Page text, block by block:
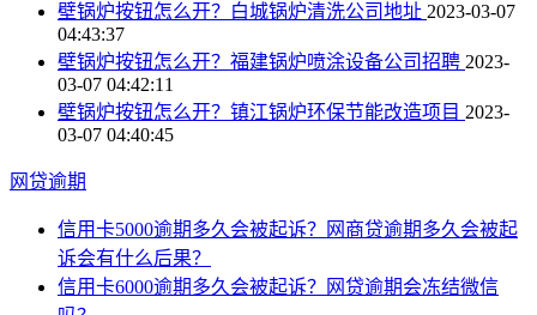
壁锅炉按钮怎么开？白城锅炉清洗公司地址 2023-03-07
04:43:37
壁锅炉按钮怎么开？福建锅炉喷涂设备公司招聘 2023-
03-07 04:42:11
壁锅炉按钮怎么开？镇江锅炉环保节能改造项目 2023-
03-07 04:40:45
网贷逾期
信用卡5000逾期多久会被起诉？网商贷逾期多久会被起
诉会有什么后果？
信用卡6000逾期多久会被起诉？网贷逾期会冻结微信